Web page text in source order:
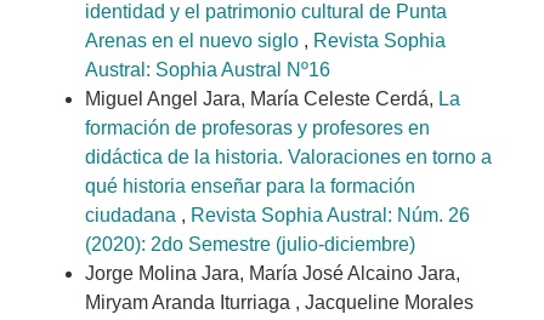
identidad y el patrimonio cultural de Punta
Arenas en el nuevo siglo , Revista Sophia
Austral: Sophia Austral Nº16
Miguel Angel Jara, María Celeste Cerdá, La
formación de profesoras y profesores en
didáctica de la historia. Valoraciones en torno a
qué historia enseñar para la formación
ciudadana , Revista Sophia Austral: Núm. 26
(2020): 2do Semestre (julio-diciembre)
Jorge Molina Jara, María José Alcaino Jara,
Miryam Aranda Iturriaga , Jacqueline Morales